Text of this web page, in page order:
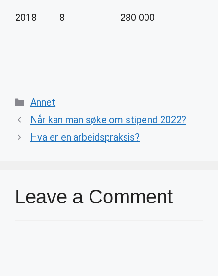
2018
8 280 000
Categories
Annet
Når kan man søke om stipend 2022?
Hva er en arbeidspraksis?
Leave a Comment